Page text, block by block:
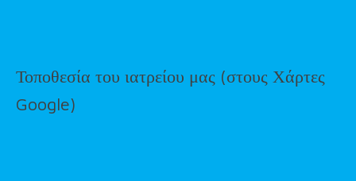
Τοποθεσία του ιατρείου μας (στους Χάρτες
Google)